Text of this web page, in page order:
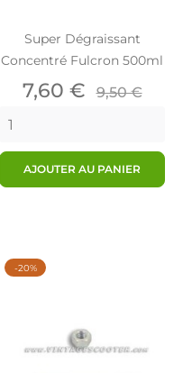
Super Dégraissant
Concentré Fulcron 500ml
Prix
7,60 € Prix
9,50 €
AJOUTER AU PANIER
-20%